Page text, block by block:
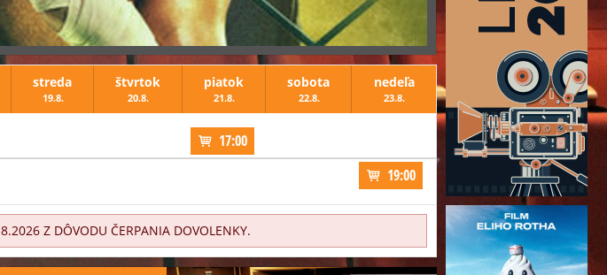
Zobraziť viac
Na konci Oak
Na konci Oak
Akcia, Dobrodružný,
streda
19.8.
štvrtok
20.8.
piatok
21.8.
sobota
22.8.
nedeľa
23.8.
17:00
19:00
Z DÔVODU ČERPANIA DOVOLENKY.